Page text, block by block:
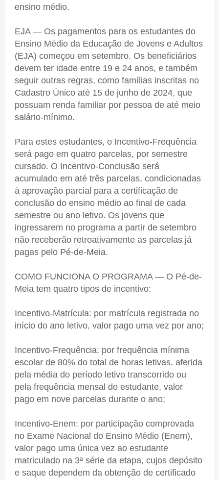
ensino médio.
EJA — Os pagamentos para os estudantes do
Ensino Médio da Educação de Jovens e Adultos
(EJA) começou em setembro. Os beneficiários
devem ter idade entre 19 e 24 anos, e também
seguir outras regras, como famílias inscritas no
Cadastro Único até 15 de junho de 2024, que
possuam renda familiar por pessoa de até meio
salário-mínimo.
Para estes estudantes, o Incentivo-Frequência
será pago em quatro parcelas, por semestre
cursado. O Incentivo-Conclusão será
acumulado em até três parcelas, condicionadas
à aprovação parcial para a certificação de
conclusão do ensino médio ao final de cada
semestre ou ano letivo. Os jovens que
ingressarem no programa a partir de setembro
não receberão retroativamente as parcelas já
pagas pelo Pé-de-Meia.
COMO FUNCIONA O PROGRAMA — O Pé-de-
Meia tem quatro tipos de incentivo:
Incentivo-Matrícula: por matrícula registrada no
início do ano letivo, valor pago uma vez por ano;
Incentivo-Frequência: por frequência mínima
escolar de 80% do total de horas letivas, aferida
pela média do período letivo transcorrido ou
pela frequência mensal do estudante, valor
pago em nove parcelas durante o ano;
Incentivo-Enem: por participação comprovada
no Exame Nacional do Ensino Médio (Enem),
valor pago uma única vez ao estudante
matriculado na 3ª série da etapa, cujos depósito
e saque dependem da obtenção de certificado